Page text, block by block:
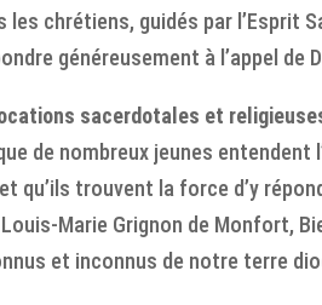
les chrétiens, guidés par l’Esprit
généreusement à l’appel de
sacerdotales et
de nombreux jeunes
qu’ils trouvent la force d’y
Marie Grignon de Monfort,
et inconnus de notre terre